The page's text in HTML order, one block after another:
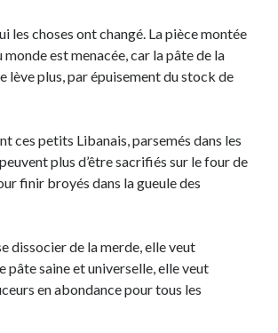
les choses ont changé. La pièce montée
est menacée, car la pâte de la
lève plus, par épuisement du stock de
ces petits Libanais, parsemés dans les
peuvent plus d’être sacrifiés sur le four de
finir broyés dans la gueule des
dissocier de la merde, elle veut
pâte saine et universelle, elle veut
en abondance pour tous les